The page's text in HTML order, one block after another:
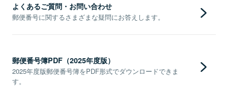
よくあるご質問・お問い合わせ
郵便番号に関するさまざまな疑問にお答えします。
郵便番号簿PDF（2025年度版）
2025年度版郵便番号簿をPDF形式でダウンロードできま
す。